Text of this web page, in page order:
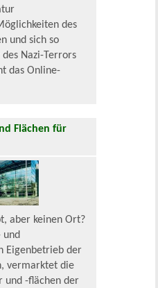
des
und sich so
des Nazi-Terrors
das Online-
Flächen für
aber keinen Ort?
und
Eigenbetrieb der
vermarktet die
und -flächen der